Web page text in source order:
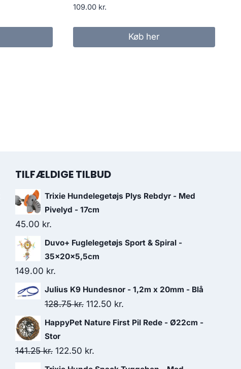
109.00 kr.
Køb her
TILFÆLDIGE TILBUD
Trixie Hundelegetøjs Plys Rebdyr - Med
Pivelyd - 17cm
45.00 kr.
Duvo+ Fuglelegetøjs Sport & Spiral -
35x20x5,5cm
149.00 kr.
Julius K9 Hundesnor - 1,2m x 20mm - Blå
128.75kr. Den
oprindelige
var:
128.75 kr..
112.50 kr.
aktuelle
112.50 kr..
HappyPet Nature First Pil Rede - Ø22cm -
Stor
141.25kr. Den
oprindelige
122.50 kr.
aktuelle